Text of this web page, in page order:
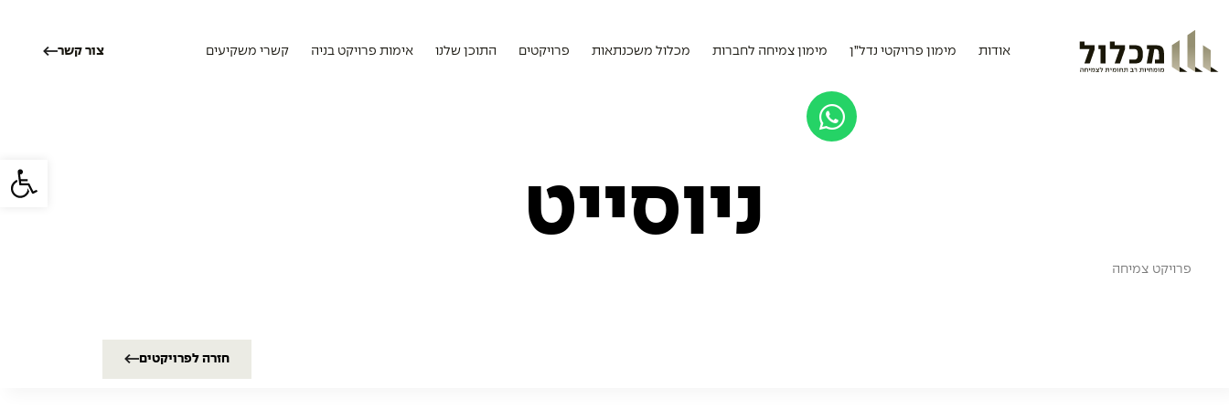
פתח
אודות מימון פרויקטי נדל”ן מימון צמיחה לחברות מכלול משכנתאות פרויקטים התוכן שלנו אימות פרויקט בניה קשרי משקיעים צור קשר
ניוסייט
פרויקט צמיחה
חזרה לפרויקטים